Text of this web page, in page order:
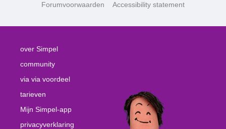
Forumvoorwaarden Accessibility statement
over Simpel
community
via via voordeel
tarieven
Mijn Simpel-app
privacyverklaring